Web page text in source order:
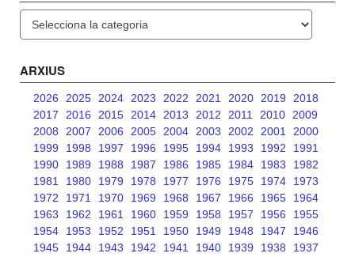
ARXIUS
2026 2025 2024 2023 2022 2021 2020 2019
2018
2017
2016 2015 2014 2013 2012 2011 2010 2009
2008
2007 2006 2005 2004 2003 2002 2001
2000
1999
1998 1997 1996 1995 1994 1993 1992
1991
1990
1989 1988 1987 1986 1985 1984 1983
1982
1981
1980 1979 1978 1977 1976 1975 1974
1973
1972
1971 1970 1969 1968 1967 1966 1965
1964
1963
1962 1961 1960 1959 1958 1957 1956
1955
1954
1953 1952 1951 1950 1949 1948 1947
1946
1945
1944 1943 1942 1941 1940 1939 1938
1937